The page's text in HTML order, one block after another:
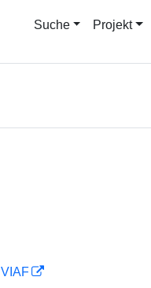
Suche Projekt
VIAF